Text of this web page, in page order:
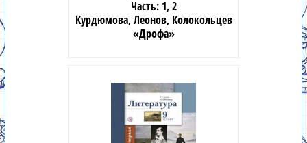
1, 2
Курдюмова, Леонов, Колокольцев
«Дрофа»